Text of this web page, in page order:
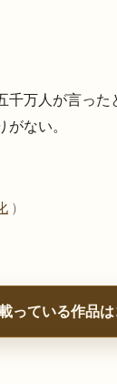
千万人が言った
ない。
）
っている作品は